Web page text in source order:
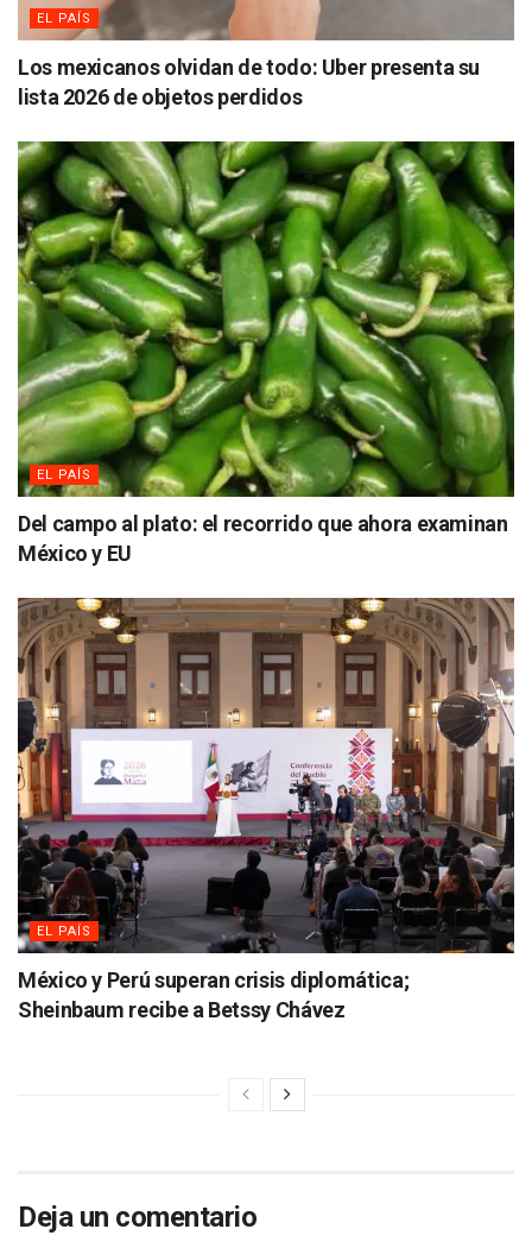
EL PAÍS
Los mexicanos olvidan de todo: Uber presenta su
lista 2026 de objetos perdidos
EL PAÍS
Del campo al plato: el recorrido que ahora examinan
México y EU
EL PAÍS
México y Perú superan crisis diplomática;
Sheinbaum recibe a Betssy Chávez
Deja un comentario